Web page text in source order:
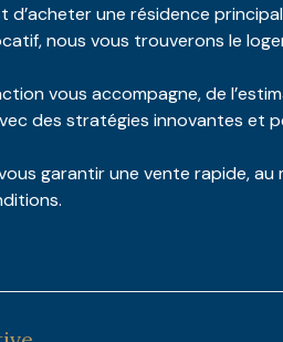
d’acheter une résidence
nous vous trouverons le
vous accompagne, de
des stratégies innovantes et
garantir une vente rapide, au